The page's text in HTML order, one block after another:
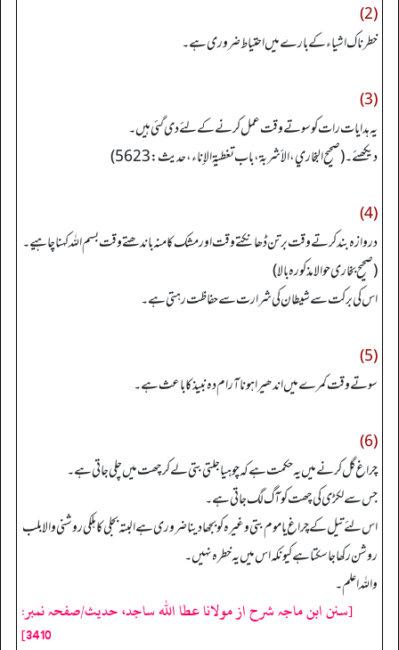
(2)
خطرناک اشیاء کے بارے میں احتیاط ضروری ہے۔
(3)
یہ ہدایات رات کوسوتے وقت عمل کرنے کے لئے دی گئی ہیں۔
دیکھئے۔ (صحیح البخاري، الأشربة، باب تغطیة الإناء، حدیث: 5623)
(4)
دروازہ بند کرتے وقت برتن ڈھانکتے وقت او ر مشک کا منہ باندھتے وقت بسم اللہ کہنا چاہیے۔
(صحیح بخاری حوالا مذکورہ بالا)
اس کی برکت سے شیطان کی شرارت سے حفاظت رہتی ہے۔
(5)
سوتے وقت کمرے میں اندھیرا ہونا آرام دہ نبیذ کا باعث ہے۔
(6)
چراغ گل کرنے میں یہ حکمت ہے کہ چوہیا جلتی بتی لے کر چھت میں چلی جاتی ہے۔
جس سے لکڑی کی چھت کو آگ لگ جاتی ہے۔
اس لئے تیل کے چراغ یا موم بتی وغیرہ کو بجھا دینا ضروری ہے البتہ بجلی کا ہلکی روشنی والا بلب
روشن رکھا جاسکتا ہے کیونکہ اس میں یہ خطرہ نہیں۔
واللہ اعلم۔
[سنن ابن ماجہ شرح از مولانا عطا الله ساجد، حدیث/صفحہ نمبر:
3410]